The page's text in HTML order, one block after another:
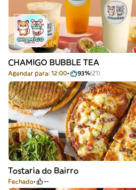
CHAMIGO BUBBLE TEA
Agendar para: 12:00 93%(21)
Tostaria do Bairro
Fechado --